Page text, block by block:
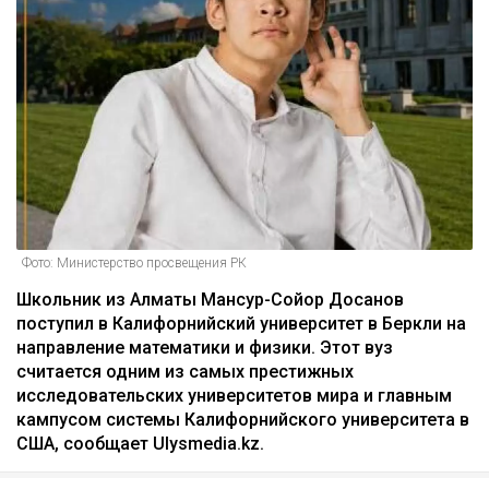
Фото: Министерство просвещения РК
Школьник из Алматы Мансур-Сойор Досанов
поступил в Калифорнийский университет в Беркли на
направление математики и физики. Этот вуз
считается одним из самых престижных
исследовательских университетов мира и главным
кампусом системы Калифорнийского университета в
США, сообщает Ulysmedia.kz.